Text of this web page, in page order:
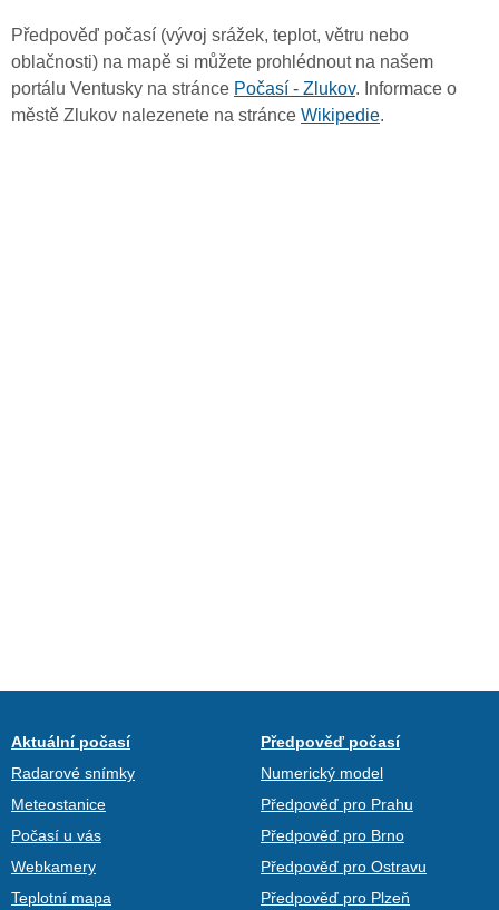
Předpověď počasí (vývoj srážek, teplot, větru nebo
oblačnosti) na mapě si můžete prohlédnout na našem
portálu Ventusky na stránce Počasí - Zlukov. Informace o
městě Zlukov nalezenete na stránce Wikipedie.
Aktuální počasí
Radarové snímky
Meteostanice
Počasí u vás
Webkamery
Teplotní mapa
Předpověď počasí
Numerický model
Předpověď pro Prahu
Předpověď pro Brno
Předpověď pro Ostravu
Předpověď pro Plzeň